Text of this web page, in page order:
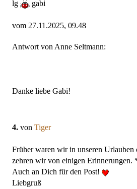
lg gabi
vom 27.11.2025, 09.48
Antwort von Anne Seltmann:
Danke liebe Gabi!
4. von Tiger
Früher waren wir in unseren Urlauben
zehren wir von einigen Erinnerungen.
Auch an Dich für den Post!
Liebgruß